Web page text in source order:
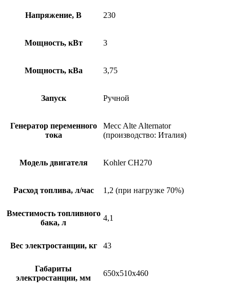
Напряжение, B 230
Мощность, кВт 3
Мощность, кВа 3,75
Запуск Ручной
Генератор переменного
тока
Mecc Alte Alternator
(производство: Италия)
Модель двигателя Kohler CH270
Расход топлива, л/час 1,2 (при нагрузке 70%)
Вместимость топливного
бака, л
4,1
Вес электростанции, кг 43
Габариты
электростанции, мм
650x510x460